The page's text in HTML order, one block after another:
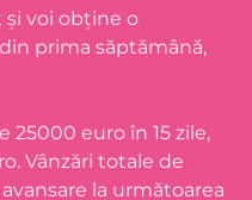
voi obține o
prima săptămână,
25000 euro în 15 zile,
Vânzări totale de
la următoarea